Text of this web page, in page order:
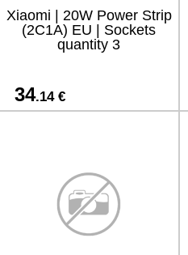
Xiaomi | 20W Power Strip
(2C1A) EU | Sockets
quantity 3
34.14 €